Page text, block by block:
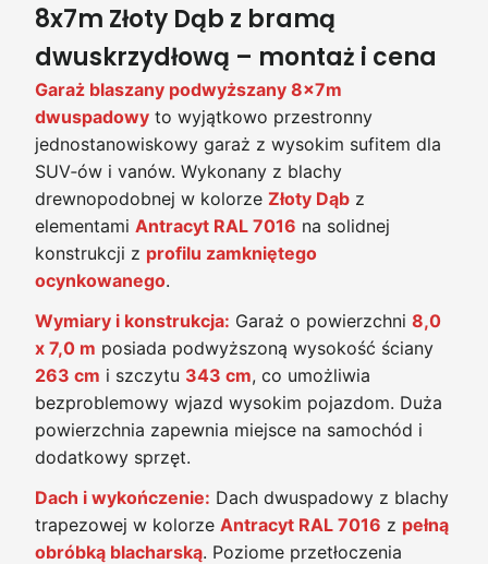
8x7m Złoty Dąb z bramą
dwuskrzydłową – montaż i cena
Garaż blaszany podwyższany 8x7m
dwuspadowy to wyjątkowo przestronny
jednostanowiskowy garaż z wysokim sufitem dla
SUV‑ów i vanów. Wykonany z blachy
drewnopodobnej w kolorze Złoty Dąb z
elementami Antracyt RAL 7016 na solidnej
konstrukcji z profilu zamkniętego
ocynkowanego.
Wymiary i konstrukcja: Garaż o powierzchni 8,0
x 7,0 m posiada podwyższoną wysokość ściany
263 cm i szczytu 343 cm, co umożliwia
bezproblemowy wjazd wysokim pojazdom. Duża
powierzchnia zapewnia miejsce na samochód i
dodatkowy sprzęt.
Dach i wykończenie: Dach dwuspadowy z blachy
trapezowej w kolorze Antracyt RAL 7016 z pełną
obróbką blacharską. Poziome przetłoczenia